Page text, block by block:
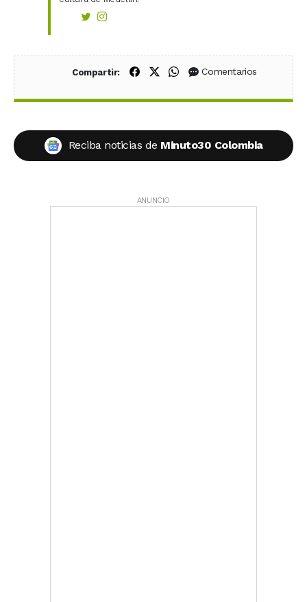
Compartir: Compartir en Facebook
Compartir en X (Twitter)
Compartir en WhatsApp
Comentarios
Reciba noticias de Minuto30 Colombia
ANUNCIO